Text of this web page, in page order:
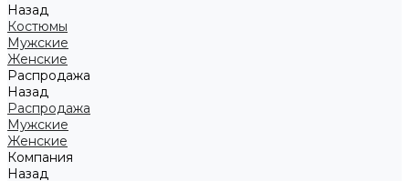
Назад
Костюмы
Мужские
Женские
Распродажа
Назад
Распродажа
Мужские
Женские
Компания
Назад